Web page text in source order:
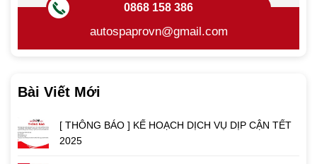
0868 158 386
autospaprovn@gmail.com
Bài Viết Mới
[ THÔNG BÁO ] KẾ HOẠCH DỊCH VỤ DỊP CẬN TẾT
2025